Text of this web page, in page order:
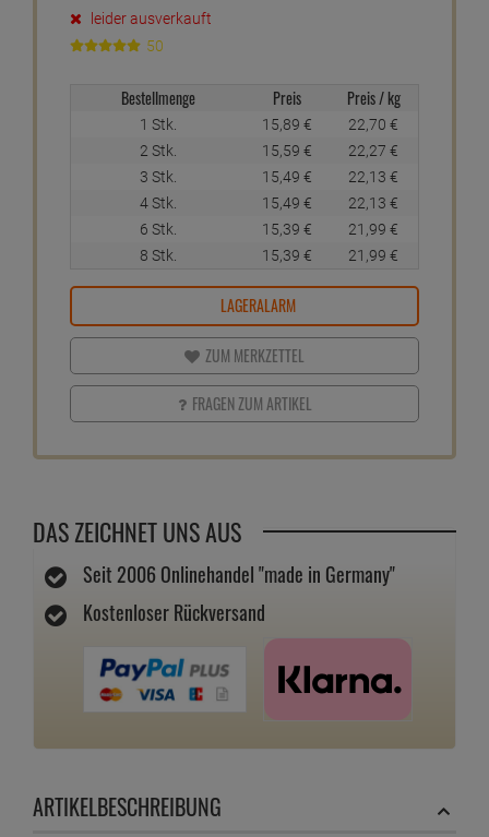
leider ausverkauft
50
Bestellmenge Preis Preis / kg
1 Stk. 15,89 € 22,70 €
2 Stk.
15,59 € 22,27 €
3 Stk.
15,49 € 22,13 €
4 Stk.
15,49 € 22,13 €
6 Stk.
15,39 € 21,99 €
8 Stk.
15,39 € 21,99 €
LAGERALARM
ZUM MERKZETTEL
FRAGEN ZUM ARTIKEL
DAS ZEICHNET UNS AUS
Seit 2006 Onlinehandel "made in Germany"
Kostenloser Rückversand
ARTIKELBESCHREIBUNG